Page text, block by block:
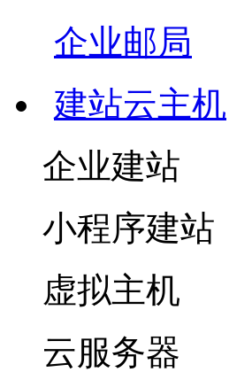
企业邮局
建站云主机
企业建站
小程序建站
虚拟主机
云服务器